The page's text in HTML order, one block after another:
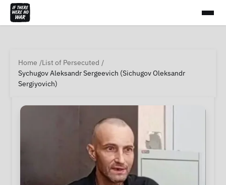
Home
List of Persecuted
Sychugov Aleksandr Sergeevich (Sichugov Oleksandr
Sergiyovich)